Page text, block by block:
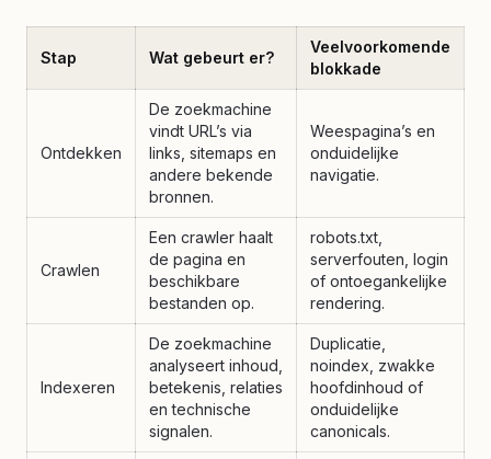
Stap Wat gebeurt er?
Veelvoorkomende
blokkade
Ontdekken
De zoekmachine
vindt URL’s via
links, sitemaps en
andere bekende
bronnen.
Weespagina’s en
onduidelijke
navigatie.
Crawlen
Een crawler haalt
de pagina en
beschikbare
bestanden op.
robots.txt,
serverfouten, login
of ontoegankelijke
rendering.
Indexeren
De zoekmachine
analyseert inhoud,
betekenis, relaties
en technische
signalen.
Duplicatie,
noindex, zwakke
hoofdinhoud of
onduidelijke
canonicals.